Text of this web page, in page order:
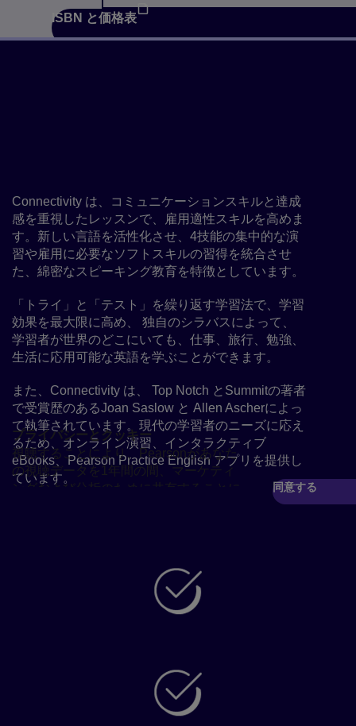
ISBN と価格表
Connectivity は、コミュニケーションスキルと達成
感を重視したレッスンで、雇用適性スキルを高めま
す。新しい言語を活性化させ、4技能の集中的な演
習や雇用に必要なソフトスキルの習得を統合させ
た、綿密なスピーキング教育を特徴としています。
「トライ」と「テスト」を繰り返す学習法で、学習
効果を最大限に高め、 独自のシラバスによって、
学習者が世界のどこにいても、仕事、旅行、勉強、
生活に応用可能な英語を学ぶことができます。
また、Connectivity は、 Top Notch とSummitの著者
で受賞歴のあるJoan Saslow と Allen Ascherによっ
て執筆されています。現代の学習者のニーズに応え
るため、オンライン演習、インタラクティブ
eBooks、Pearson Practice English アプリを提供し
ています。
プライバシーとクッキー
視聴することにより、Pearsonがあなた
の視聴データを1年間の間、マーケティ
ングおよび分析のために共有することに
同意する